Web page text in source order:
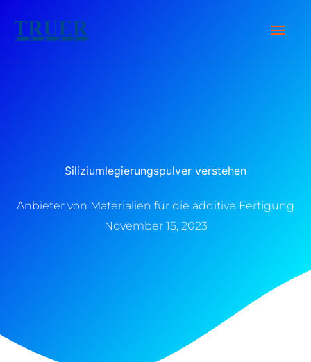
Inhalt
Siliziumlegierungspulver verstehen
Anbieter von Materialien für die additive Fertigung
November 15, 2023